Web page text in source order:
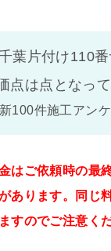
葉片付け110
点は点となっ
100件施工アン
はご依頼時の最
あります。同じ
すのでご注意くだ